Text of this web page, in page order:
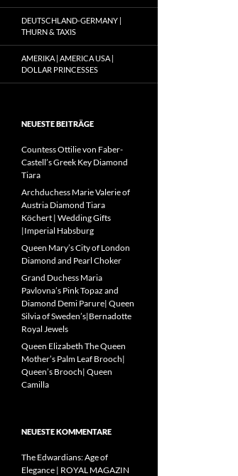
DEUTSCHLAND-GERMANY |
THURN & TAXIS
AMERIKA | AMERICA USA |
DOLLAR PRINCESSES
NEUESTE BEITRÄGE
Countess Ottilie von Faber-
Castell’s Greek Key Diamond
Tiara
Archduchess Marie Valerie of
Austria Diamond Tiara
Köchert | Wedding Gifts
|Imperial Habsburg
Queen Mary’s City of London
Diamond and Pearl Choker
Grand Duchess Maria
Pavlovna’s Pink Topaz and
Diamond Demi Parure| Queen
Silvia of Sweden’s|Bernadotte
Royal Jewels
Queen Elizabeth The Queen
Mother’s Palm Leaf Brooch|
Queen’s Brooch| Queen
Camilla
NEUESTE KOMMENTARE
The Edwardians: Age of
Elegance | ROYAL MAGAZIN